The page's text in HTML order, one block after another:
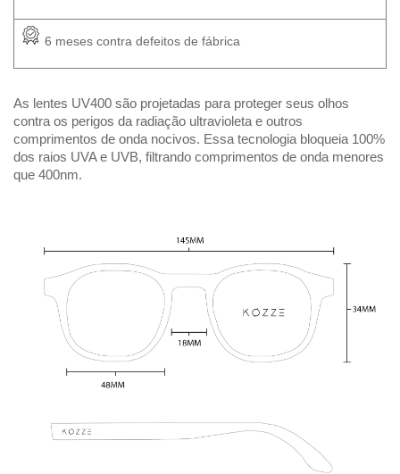
6 meses contra defeitos de fábrica
As lentes UV400 são projetadas para proteger seus olhos
contra os perigos da radiação ultravioleta e outros
comprimentos de onda nocivos. Essa tecnologia bloqueia 100%
dos raios UVA e UVB, filtrando comprimentos de onda menores
que 400nm.